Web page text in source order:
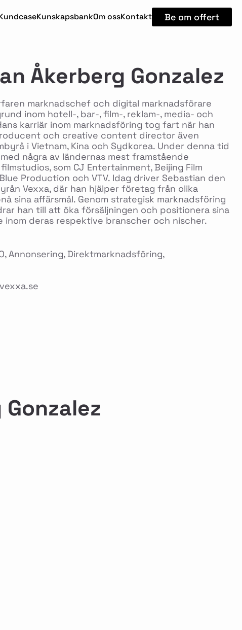
KunskapsbankOm ossKontakt Be om offert
Åkerberg Gonzalez
marknadschef och digital marknadsförare
inom hotell-, bar-, film-, reklam-, media- och
karriär inom marknadsföring tog fart när han
och creative content director även
i Vietnam, Kina och Sydkorea. Under denna tid
några av ländernas mest framstående
som CJ Entertainment, Beijing Film
Production och VTV. Idag driver Sebastian den
Vexxa, där han hjälper företag från olika
sina affärsmål. Genom strategisk marknadsföring
han till att öka försäljningen och positionera sina
inom deras respektive branscher och nischer.
Annonsering, Direktmarknadsföring,